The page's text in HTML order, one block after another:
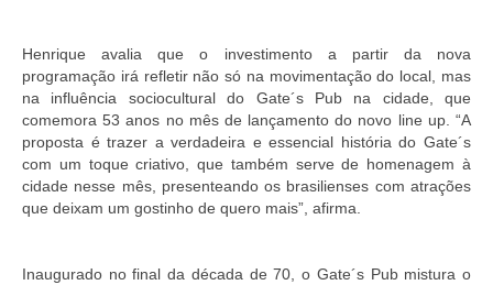
Henrique avalia que o investimento a partir da nova
programação irá refletir não só na movimentação do local, mas
na influência sociocultural do Gate´s Pub na cidade, que
comemora 53 anos no mês de lançamento do novo line up. “A
proposta é trazer a verdadeira e essencial história do Gate´s
com um toque criativo, que também serve de homenagem à
cidade nesse mês, presenteando os brasilienses com atrações
que deixam um gostinho de quero mais”, afirma.
Inaugurado no final da década de 70, o Gate´s Pub mistura o